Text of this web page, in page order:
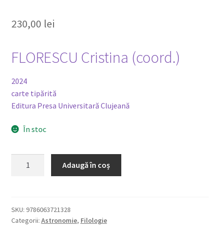
230,00 lei
FLORESCU Cristina (coord.)
2024
carte tipărită
Editura Presa Universitară Clujeană
În stoc
științifică
și
Adaugă în coș
SKU: 9786063721328
Categorii: Astronomie, Filologie